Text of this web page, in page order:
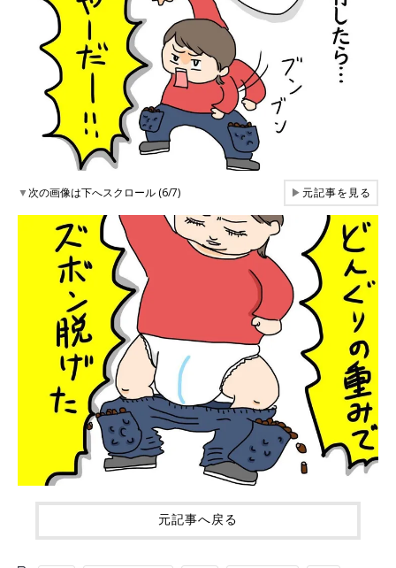
▼次の画像は下へスクロール (6/7) ▶元記事を見る
元記事へ戻る